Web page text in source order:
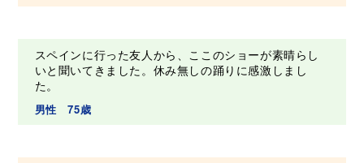
スペインに行った友人から、ここのショーが素晴らし
いと聞いてきました。休み無しの踊りに感激しまし
た。
男性 75歳